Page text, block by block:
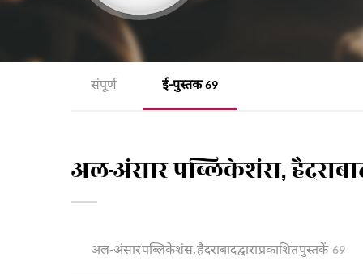
संपूर्ण ई-पुस्तक 69
अल-अंसार पब्लिकेशंस,
अल-अंसार पब्लिकेशंस, हैदराबाद द्वारा प्रकाशित पुस्तकें 69